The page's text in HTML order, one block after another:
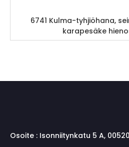
6741 Kulma-tyhjiöhana,
karapesäke
Osoite : Isonniitynkatu 5 A, 00520